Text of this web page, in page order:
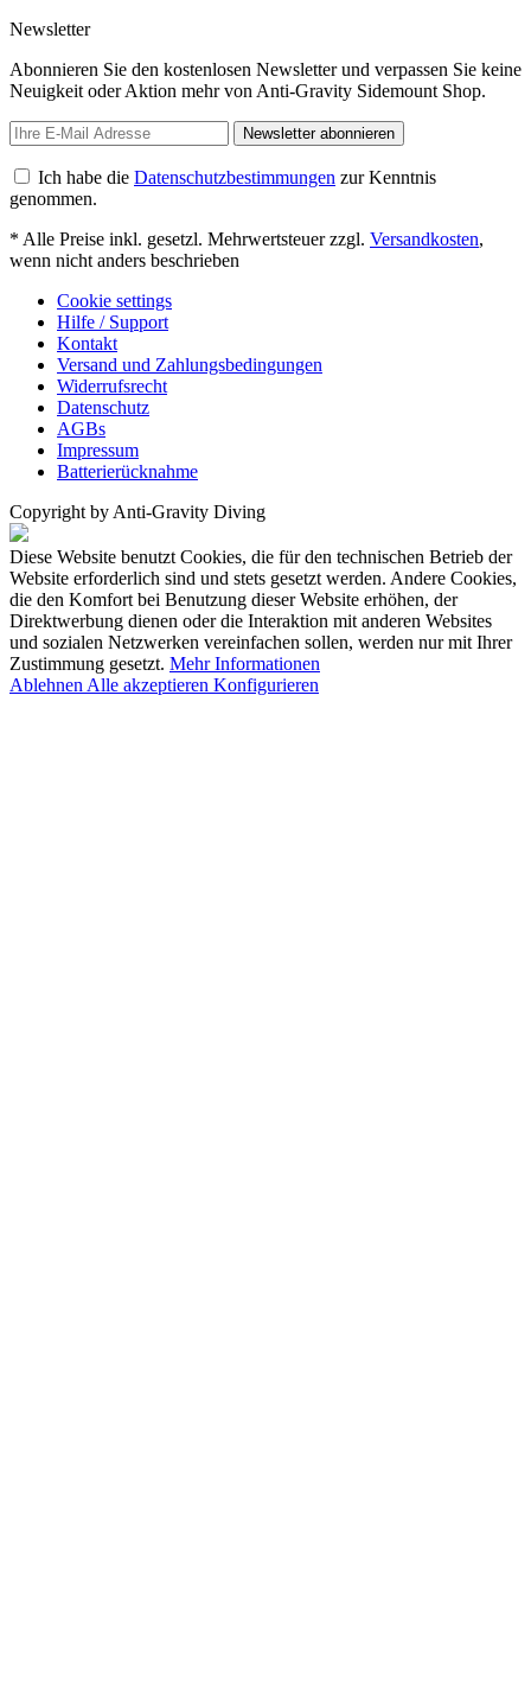
Newsletter
Abonnieren Sie den kostenlosen Newsletter und verpassen Sie keine
Neuigkeit oder Aktion mehr von Anti-Gravity Sidemount Shop.
Newsletter abonnieren
Ich habe die Datenschutzbestimmungen zur Kenntnis
genommen.
* Alle Preise inkl. gesetzl. Mehrwertsteuer zzgl. Versandkosten,
wenn nicht anders beschrieben
Cookie settings
Hilfe / Support
Kontakt
Versand und Zahlungsbedingungen
Widerrufsrecht
Datenschutz
AGBs
Impressum
Batterierücknahme
Copyright by Anti-Gravity Diving
Diese Website benutzt Cookies, die für den technischen Betrieb der
Website erforderlich sind und stets gesetzt werden. Andere Cookies,
die den Komfort bei Benutzung dieser Website erhöhen, der
Direktwerbung dienen oder die Interaktion mit anderen Websites
und sozialen Netzwerken vereinfachen sollen, werden nur mit Ihrer
Zustimmung gesetzt. Mehr Informationen
Ablehnen Alle akzeptieren Konfigurieren